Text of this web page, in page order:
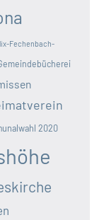
Fechenbach-
2020